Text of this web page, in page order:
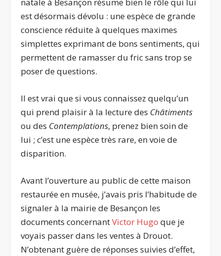
est désormais dévolu : une espèce de grande
conscience réduite à quelques maximes
simplettes exprimant de bons sentiments, qui
permettent de ramasser du fric sans trop se
poser de questions.
Il est vrai que si vous connaissez quelqu’un
qui prend plaisir à la lecture des Châtiments
ou des Contemplations, prenez bien soin de
lui ; c’est une espèce très rare, en voie de
disparition.
Avant l’ouverture au public de cette maison
restaurée en musée, j’avais pris l’habitude de
signaler à la mairie de Besançon les
documents concernantVictor Hugo que je
voyais passer dans les ventes à Drouot.
N’obtenant guère de réponses suivies d’effet,